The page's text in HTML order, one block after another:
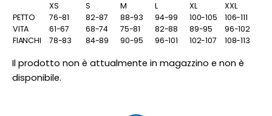
XS S M L XL
XXL
PETTO
76-81 82-87 88-93 94-99 100-105
106-111
VITA
61-67 68-74 75-81 82-88 89-95
96-102
FIANCHI
78-83 84-89 90-95 96-101 102-107 108-113
Il prodotto non è attualmente in magazzino e non è
disponibile.